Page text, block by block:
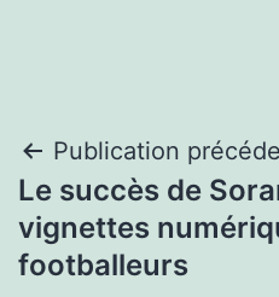
Navigation
de
l’article
Publication
Le succès de
vignettes
footballeurs